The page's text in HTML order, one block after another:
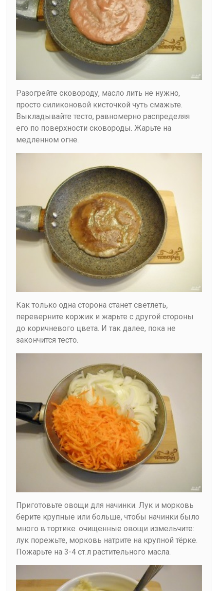
Разогрейте сковороду, масло лить не нужно,
просто силиконовой кисточкой чуть смажьте.
Выкладывайте тесто, равномерно распределяя
его по поверхности сковороды. Жарьте на
медленном огне.
Как только одна сторона станет светлеть,
переверните коржик и жарьте с другой стороны
до коричневого цвета. И так далее, пока не
закончится тесто.
Приготовьте овощи для начинки. Лук и морковь
берите крупные или больше, чтобы начинки было
много в тортике. очищенные овощи измельчите:
лук порежьте, морковь натрите на крупной тёрке.
Пожарьте на 3-4 ст.л растительного масла.